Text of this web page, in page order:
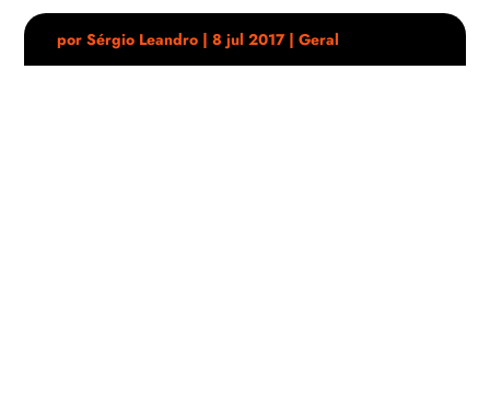
porSérgio Leandro |8 jul 2017|Geral